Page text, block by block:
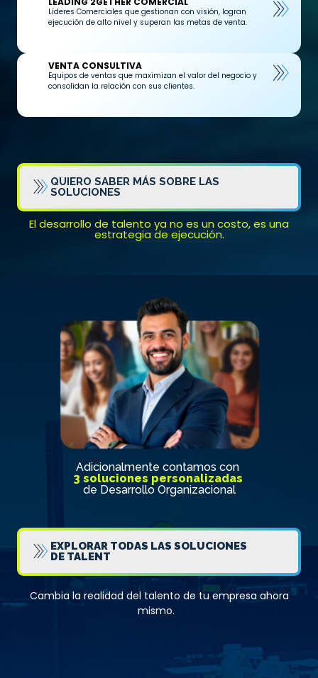
Líderes Comerciales que gestionan con visión, logran
ejecución de alto nivel y superan las metas de venta.
VENTA CONSULTIVA
Equipos de ventas que maximizan el valor del negocio y
consolidan la relación con sus clientes.
QUIERO SABER MÁS SOBRE LAS
SOLUCIONES
El desarrollo de talento ya no es un costo, es una
estrategia de ejecución.
Adicionalmente contamos con
3 soluciones personalizadas
de Desarrollo Organizacional
EXPLORAR TODAS LAS SOLUCIONES
DE TALENT
Cambia la realidad del talento de tu empresa ahora
mismo.